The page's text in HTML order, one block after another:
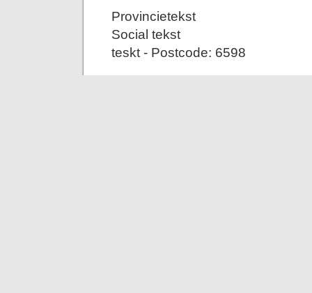
Provincietekst
Social tekst
teskt - Postcode: 6598